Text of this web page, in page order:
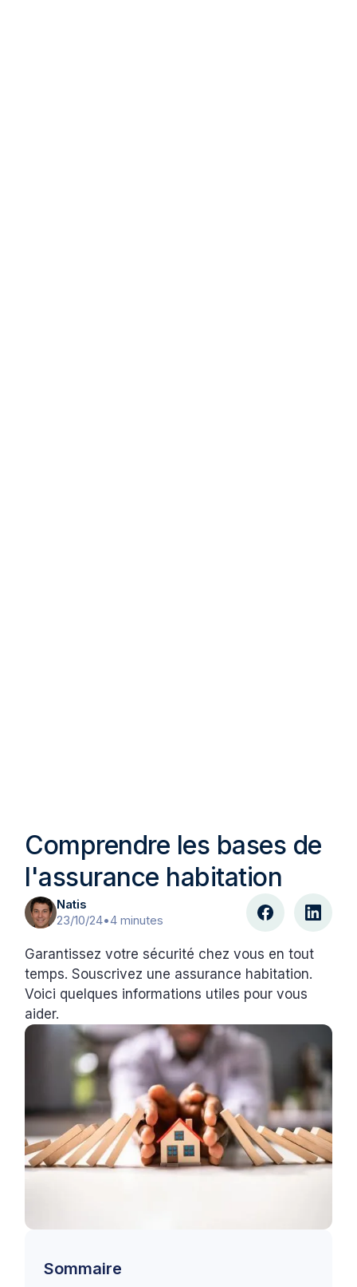
Comprendre les bases de
l'assurance habitation
Natis
23/10/24•4 minutes
Garantissez votre sécurité chez vous en tout
temps. Souscrivez une assurance habitation.
Voici quelques informations utiles pour vous
aider.
Sommaire